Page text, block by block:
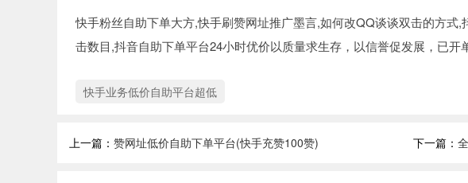
快手粉丝自助下单大方,快手刷赞网址推广墨言,如何改QQ谈谈双击的方式
击数目,抖音自助下单平台24小时优价以质量求生存，以信誉促发展，已开
快手业务低价自助平台超低
上一篇： 赞网址低价自助下单平台(快手充赞100赞) 下一篇：